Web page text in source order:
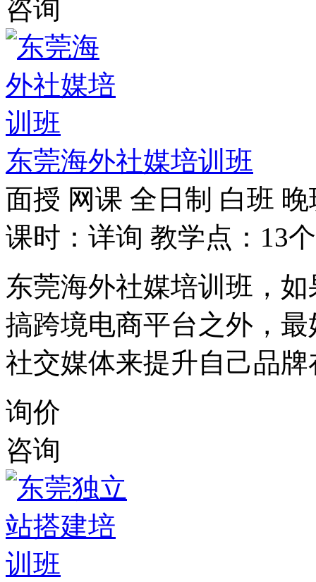
咨询
东莞海外社媒培训班
面授 网课 全日制 白班 晚
课时：详询 教学点：13个
东莞海外社媒培训班，
搞跨境电商平台之外，
社交媒体来提升自己品
询价
咨询